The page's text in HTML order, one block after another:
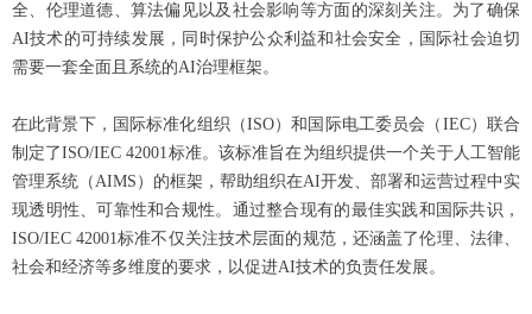
全、伦理道德、算法偏见以及社会影响等方面的深刻关注。为了确保
AI技术的可持续发展，同时保护公众利益和社会安全，国际社会迫切
需要一套全面且系统的AI治理框架。
在此背景下，国际标准化组织（ISO）和国际电工委员会（IEC）联合
制定了ISO/IEC 42001标准。该标准旨在为组织提供一个关于人工智能
管理系统（AIMS）的框架，帮助组织在AI开发、部署和运营过程中实
现透明性、可靠性和合规性。通过整合现有的最佳实践和国际共识，
ISO/IEC 42001标准不仅关注技术层面的规范，还涵盖了伦理、法律、
社会和经济等多维度的要求，以促进AI技术的负责任发展。